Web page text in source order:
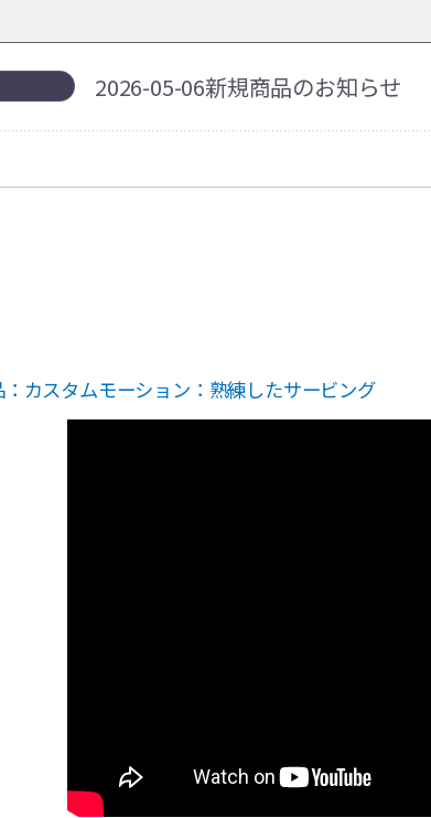
2026-05-06新規商品のお知らせ
カスタムモーション：熟練したサービング